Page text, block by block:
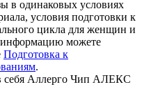
в одинаковых условиях
условия подготовки к
цикла для женщин и
можете
Подготовка к
.
себя Аллерго Чип АЛЕКС